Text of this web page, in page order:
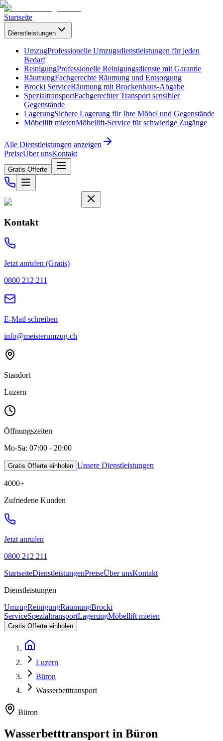
Startseite
Dienstleistungen
UmzugProfessionelle Umzugsdienstleistungen für jeden
Bedarf
ReinigungProfessionelle Reinigungsdienste mit Garantie
RäumungFachgerechte Räumung und Entsorgung
Brocki ServiceRäumung mit Brockenhaus-Abgabe
SpezialtransportFachgerechter Transport sensibler
Gegenstände
LagerungSichere Lagerung für Ihre Möbel und Gegenstände
Möbellift mietenMöbellift-Service für schwierige Zugänge
Alle Dienstleistungen anzeigen
PreiseÜber unsKontakt
Gratis Offerte
Kontakt
Jetzt anrufen (Gratis)
0800 212 211
E-Mail schreiben
info@meisterumzug.ch
Standort
Luzern
Öffnungszeiten
Mo-Sa: 07:00 - 20:00
Gratis Offerte einholen Unsere Dienstleistungen
4000+
Zufriedene Kunden
Jetzt anrufen
0800 212 211
StartseiteDienstleistungenPreiseÜber unsKontakt
Dienstleistungen
UmzugReinigungRäumungBrocki
ServiceSpezialtransportLagerungMöbellift mieten
Gratis Offerte einholen
Luzern
Büron
Wasserbetttransport
Büron
Wasserbetttransport in Büron